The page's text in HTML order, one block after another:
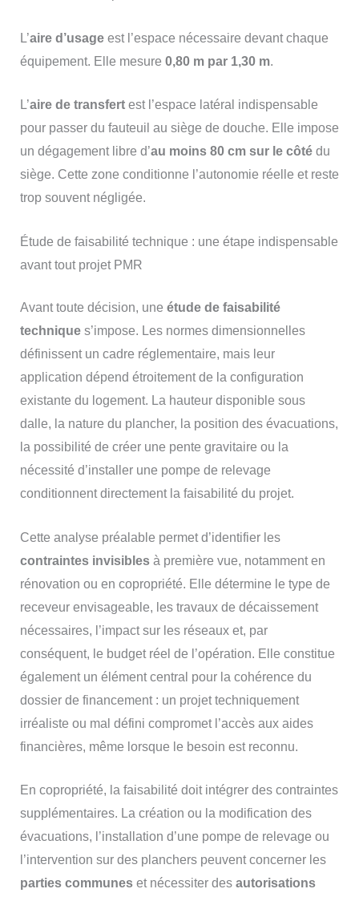
L’aire d’usageest l’espace nécessaire devant chaque
équipement. Elle mesure 0,80 m par 1,30 m.
L’aire de transfertest l’espace latéral indispensable
pour passer du fauteuil au siège de douche. Elle impose
un dégagement libre d’au moins 80 cm sur le côtédu
siège. Cette zone conditionne l’autonomie réelle et reste
trop souvent négligée.
Étude de faisabilité technique : une étape indispensable
avant tout projet PMR
Avant toute décision, une étude de faisabilité
techniques’impose. Les normes dimensionnelles
définissent un cadre réglementaire, mais leur
application dépend étroitement de la configuration
existante du logement. La hauteur disponible sous
dalle, la nature du plancher, la position des évacuations,
la possibilité de créer une pente gravitaire ou la
nécessité d’installer une pompe de relevage
conditionnent directement la faisabilité du projet.
Cette analyse préalable permet d’identifier les
contraintes invisiblesà première vue, notamment en
rénovation ou en copropriété. Elle détermine le type de
receveur envisageable, les travaux de décaissement
nécessaires, l’impact sur les réseaux et, par
conséquent, le budget réel de l’opération. Elle constitue
également un élément central pour la cohérence du
dossier de financement : un projet techniquement
irréaliste ou mal défini compromet l’accès aux aides
financières, même lorsque le besoin est reconnu.
En copropriété, la faisabilité doit intégrer des contraintes
supplémentaires. La création ou la modification des
évacuations, l’installation d’une pompe de relevage ou
l’intervention sur des planchers peuvent concerner les
parties communeset nécessiter des autorisations